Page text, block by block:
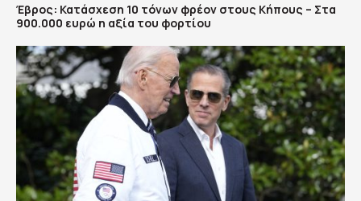
Έβρος: Κατάσχεση 10 τόνων φρέον στους Κήπους – Στα
900.000 ευρώ η αξία του φορτίου